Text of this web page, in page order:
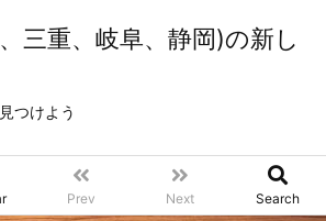
三重、岐阜、静岡)の新し
つけよう
Prev Next Search